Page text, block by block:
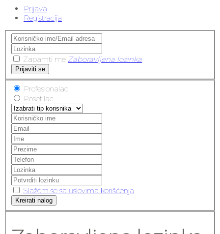
Prijava
Registracija
Zapamti me Zaboravljena lozinka
Prijaviti se
Profesionalac
Posetilac
Slažem se sa uslovima korišćenja
Kreirati nalog